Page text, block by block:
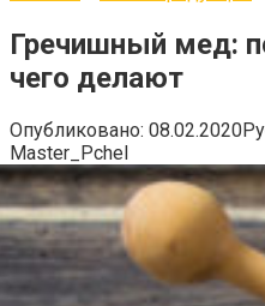
Гречишный мед:
чего делают
Опубликовано: 08.02.2020
Master_Pchel